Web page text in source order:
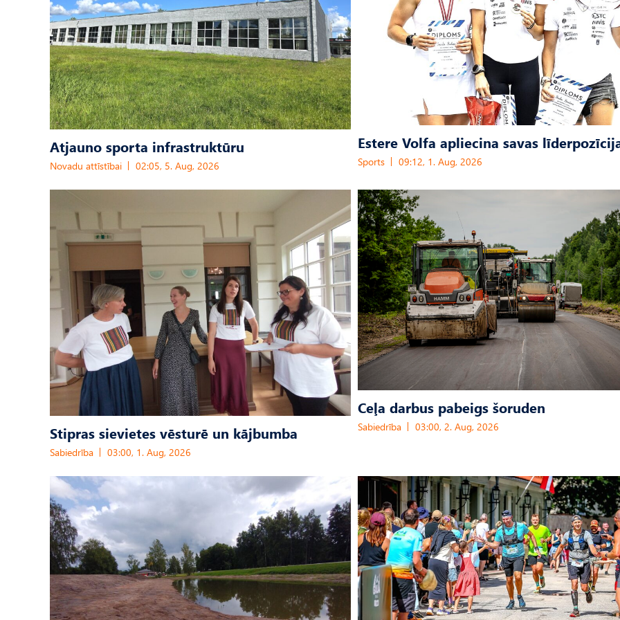
Atjauno sporta infrastruktūru
Novadu attīstībai 02:05, 5. Aug, 2026
Estere Volfa apliecina savas
Sports 09:12, 1. Aug, 2026
Stipras sievietes vēsturē un kājbumba
Sabiedrība 03:00, 1. Aug, 2026
Ceļa darbus pabeigs šoruden
Sabiedrība 03:00, 2. Aug, 2026